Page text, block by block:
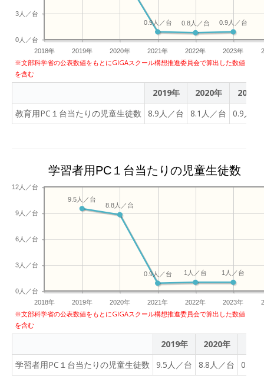
2018年 2019年 2020年 2021年 2022年 2023年
0人／台
3人／台
0.9人／台
0.8人／台
0.9人／台
※文部科学省の公表数値をもとにGIGAスクール構想推進委員会で算出した数値
を含む
2019年 2020年
2021年
教育用PC１台当たりの児童生徒数
8.9人／台 8.1人／台 0.9人／
学習者用PC１台当たりの児童生徒数
2018年 2019年 2020年 2021年 2022年 2023年
0人／台
3人／台
6人／台
9人／台
12人／台
1人／台
1人／台
0.9人／台
8.8人／台
9.5人／台
※文部科学省の公表数値をもとにGIGAスクール構想推進委員会で算出した数値
を含む
2019年 2020年
学習者用PC１台当たりの児童生徒数
9.5人／台 8.8人／台 0.9人